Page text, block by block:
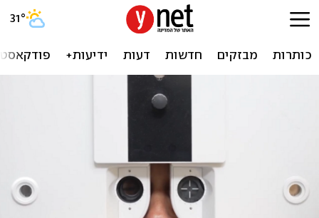
31°
כותרות מבזקים חדשות דעות ידיעות+